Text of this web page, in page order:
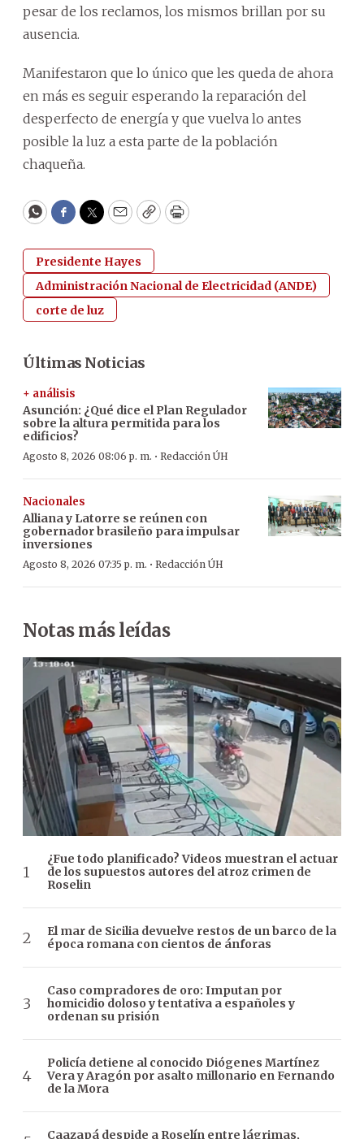
pesar de los reclamos, los mismos brillan por su
ausencia.
Manifestaron que lo único que les queda de ahora
en más es seguir esperando la reparación del
desperfecto de energía y que vuelva lo antes
posible la luz a esta parte de la población
chaqueña.
WhatsApp
Facebook
Twitter
EmailCopyPrint
Presidente Hayes
Administración Nacional de Electricidad (ANDE)
corte de luz
Últimas Noticias
+ análisis
Asunción: ¿Qué dice el Plan Regulador
sobre la altura permitida para los
edificios?
Agosto 8, 2026 08:06 p. m. · Redacción ÚH
Nacionales
Alliana y Latorre se reúnen con
gobernador brasileño para impulsar
inversiones
Agosto 8, 2026 07:35 p. m. · Redacción ÚH
Notas más leídas
¿Fue todo planificado? Videos muestran el actuar
de los supuestos autores del atroz crimen de
Roselin
El mar de Sicilia devuelve restos de un barco de la
época romana con cientos de ánforas
Caso compradores de oro: Imputan por
homicidio doloso y tentativa a españoles y
ordenan su prisión
Policía detiene al conocido Diógenes Martínez
Vera y Aragón por asalto millonario en Fernando
de la Mora
Caazapá despide a Roselín entre lágrimas,